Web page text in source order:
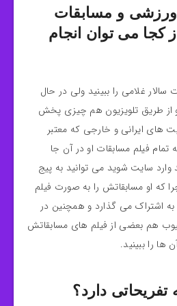
ورزشی و مسابقات
کجا می توان انجام
غلامی را ببینید ولی در حال
از طریق تلویزیون هم چیزی پخش
های ایرانی و خارجی که معتبر
فیلم مسابقات او در آن جا
وارد سایت شوید می توانید به پیج
که او مسابقاتش را به صورت فیلم
به اشتراک می‌ گذارد و همچنین در
هم بعضی از فیلم های مسابقاتش
ها را ببینید.
دارد؟